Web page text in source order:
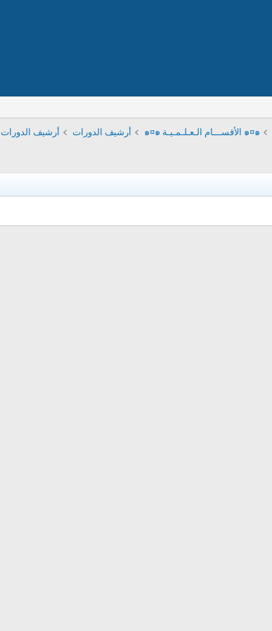
๑¤๑ الأقســـام الـعـلـمـيـة ๑¤๑ أرشيف الدورات أرشيف الدورات